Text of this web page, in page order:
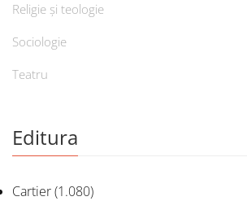
Religie și teologie
Sociologie
Teatru
Editura
Cartier(1.080)